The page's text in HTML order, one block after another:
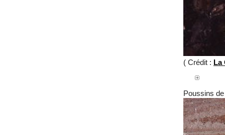
( Crédit : La
Poussins